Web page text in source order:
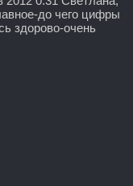
до чего цифры
здорово-очень